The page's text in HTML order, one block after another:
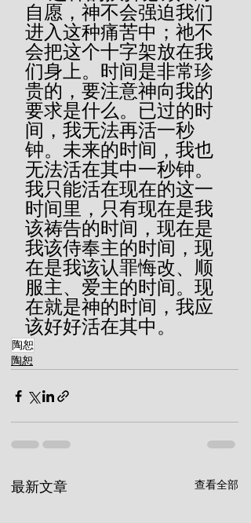
自愿，神不会强迫我们
进入这种痛苦中；祂不
会把这个十字架放在我
们身上。时间是非常珍
贵的，要注意神向我的
要求是什么。已过的时
间，我无法再活一秒
钟。未来的时间，我也
无法活在其中一秒钟。
我只能活在现在的这一
时间里，只有现在是我
该祷告的时间，现在是
我该侍奉主的时间，现
在是我该认罪悔改、顺
服主、爱主的时间。现
在就是神的时间，我应
该好好活在其中。
陶恕
陶恕
最新文章 查看全部